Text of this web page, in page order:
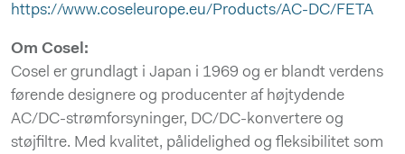
https://www.coseleurope.eu/Products/AC-DC/FETA
Om Cosel:
Cosel er grundlagt i Japan i 1969 og er blandt verdens
førende designere og producenter af højtydende
AC/DC-strømforsyninger, DC/DC-konvertere og
støjfiltre. Med kvalitet, pålidelighed og fleksibilitet som